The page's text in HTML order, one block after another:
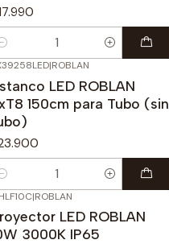
|ROBLAN
LED ROBLAN
150cm para Tubo (sin
|ROBLAN
LED ROBLAN
3000K IP65